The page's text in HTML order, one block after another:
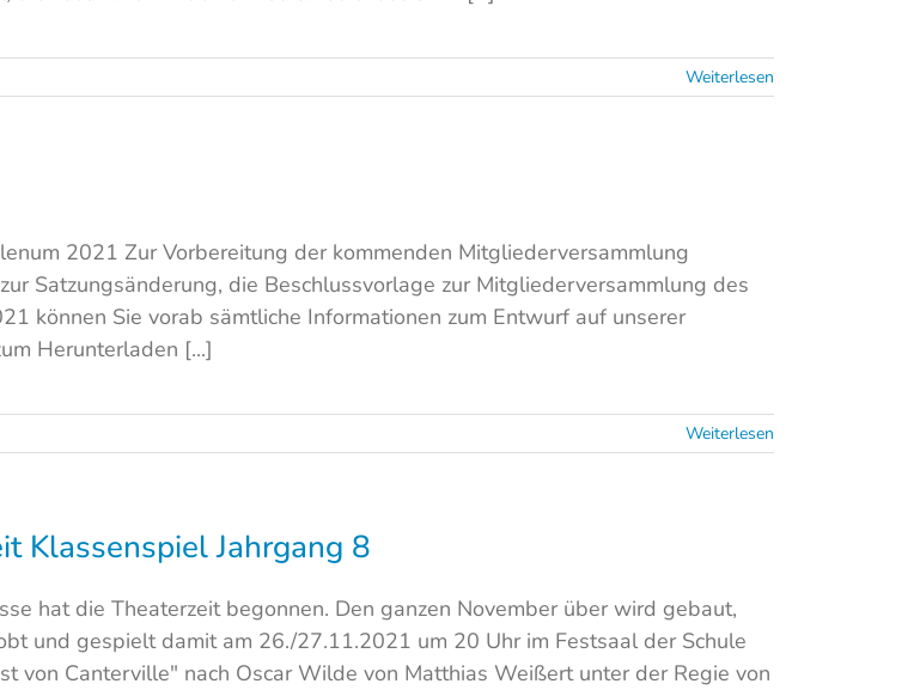
Weiterlesen
2021 Zur Vorbereitung der kommenden Mitgliederversammlung
Satzungsänderung, die Beschlussvorlage zur Mitgliederversammlung des
können Sie vorab sämtliche Informationen zum Entwurf auf unserer
Herunterladen [...]
Weiterlesen
Klassenspiel Jahrgang 8
hat die Theaterzeit begonnen. Den ganzen November über wird gebaut,
und gespielt damit am 26./27.11.2021 um 20 Uhr im Festsaal der Schule
von Canterville" nach Oscar Wilde von Matthias Weißert unter der Regie von